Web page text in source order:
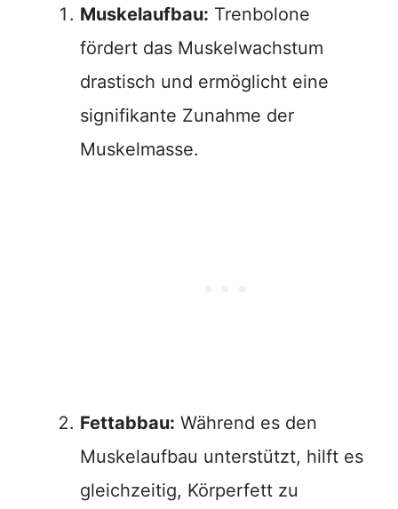
Muskelaufbau: Trenbolone
fördert das Muskelwachstum
drastisch und ermöglicht eine
signifikante Zunahme der
Muskelmasse.
Fettabbau: Während es den
Muskelaufbau unterstützt, hilft es
gleichzeitig, Körperfett zu